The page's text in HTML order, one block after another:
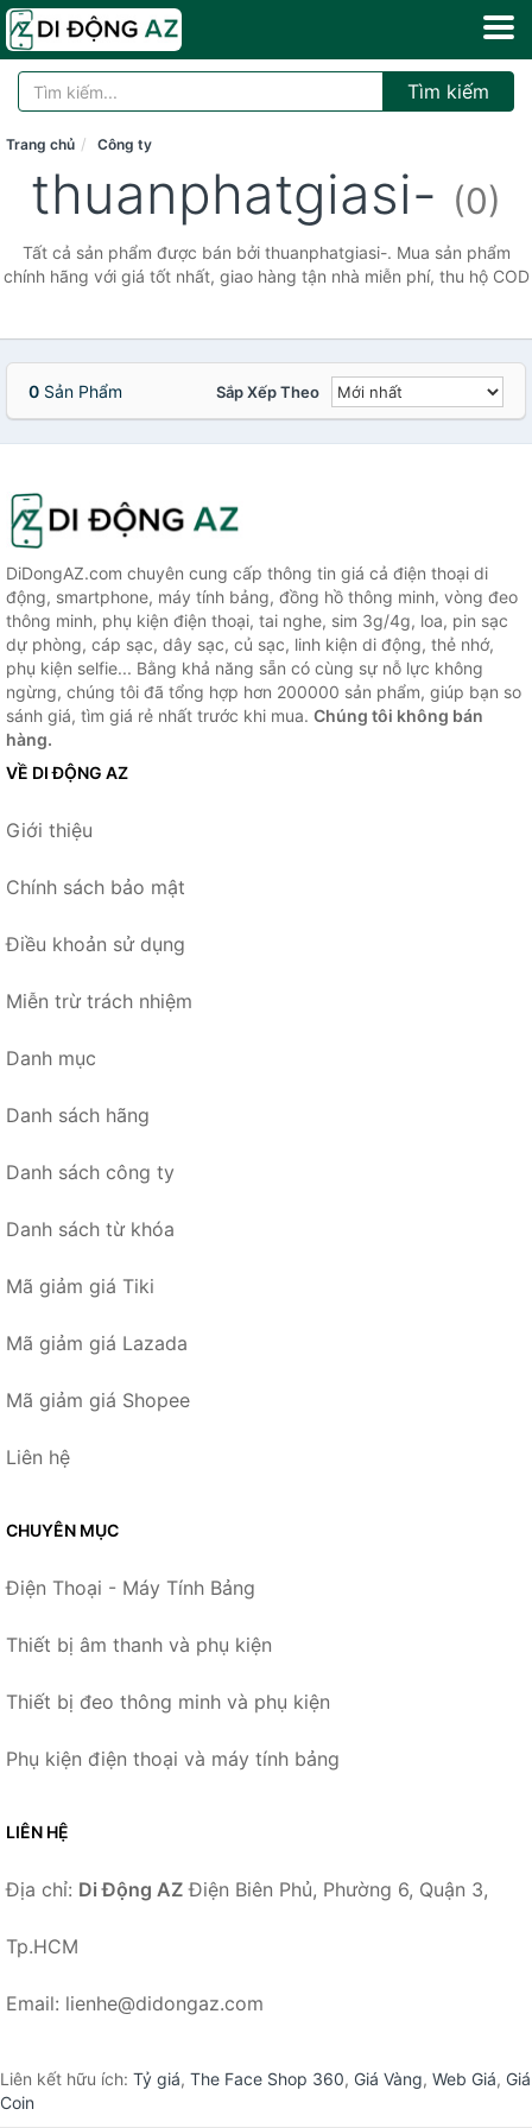
Tìm kiếm
Trang chủ Công ty
thuanphatgiasi- (0)
Tất cả sản phẩm được bán bởi thuanphatgiasi-. Mua sản phẩm
chính hãng với giá tốt nhất, giao hàng tận nhà miễn phí, thu hộ COD
0 Sản Phẩm Sắp Xếp Theo
DiDongAZ.com chuyên cung cấp thông tin giá cả điện thoại di
động, smartphone, máy tính bảng, đồng hồ thông minh, vòng đeo
thông minh, phụ kiện điện thoại, tai nghe, sim 3g/4g, loa, pin sạc
dự phòng, cáp sạc, dây sạc, củ sạc, linh kiện di động, thẻ nhớ,
phụ kiện selfie... Bằng khả năng sẵn có cùng sự nỗ lực không
ngừng, chúng tôi đã tổng hợp hơn 200000 sản phẩm, giúp bạn so
sánh giá, tìm giá rẻ nhất trước khi mua. Chúng tôi không bán
hàng.
VỀ DI ĐỘNG AZ
Giới thiệu
Chính sách bảo mật
Điều khoản sử dụng
Miễn trừ trách nhiệm
Danh mục
Danh sách hãng
Danh sách công ty
Danh sách từ khóa
Mã giảm giá Tiki
Mã giảm giá Lazada
Mã giảm giá Shopee
Liên hệ
CHUYÊN MỤC
Điện Thoại - Máy Tính Bảng
Thiết bị âm thanh và phụ kiện
Thiết bị đeo thông minh và phụ kiện
Phụ kiện điện thoại và máy tính bảng
LIÊN HỆ
Địa chỉ: Di Động AZ Điện Biên Phủ, Phường 6, Quận 3,
Tp.HCM
Email: lienhe@didongaz.com
Liên kết hữu ích: Tỷ giá, The Face Shop 360, Giá Vàng, Web Giá, Giá
Coin